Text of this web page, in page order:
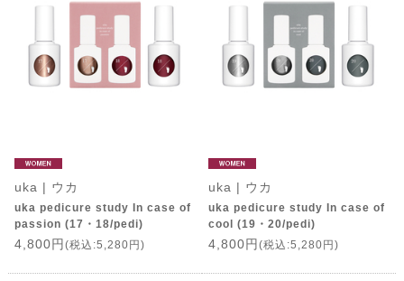
uka | ウカ
uka pedicure study In case of
passion (17・18/pedi)
4,800円 (税込:5,280円)
uka | ウカ
uka pedicure study In case of
cool (19・20/pedi)
4,800円 (税込:5,280円)